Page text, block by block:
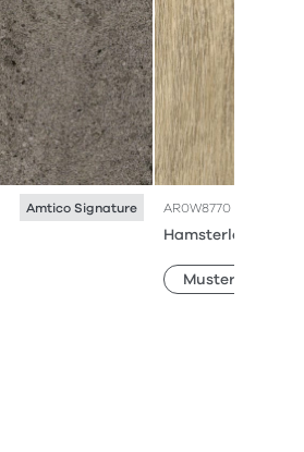
Amtico Signature AR0W8770
Hamsterley Oak
Muster